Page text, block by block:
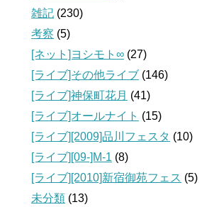
雑記 (230)
考察 (5)
[ネット]ヨシモト∞ (27)
[ライブ]その他ライブ (146)
[ライブ]神保町花月 (41)
[ライブ]オールナイト (15)
[ライブ][2009]品川フェスタ (10)
[ライブ][09‐]M-1 (8)
[ライブ][2010]新宿御苑フェス (5)
未分類 (13)